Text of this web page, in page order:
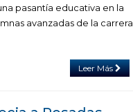
pasantía educativa en la
avanzadas de la carrera
Leer Más